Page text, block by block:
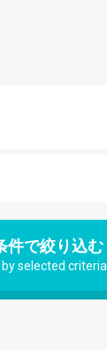
件で絞り込む
selected criteria